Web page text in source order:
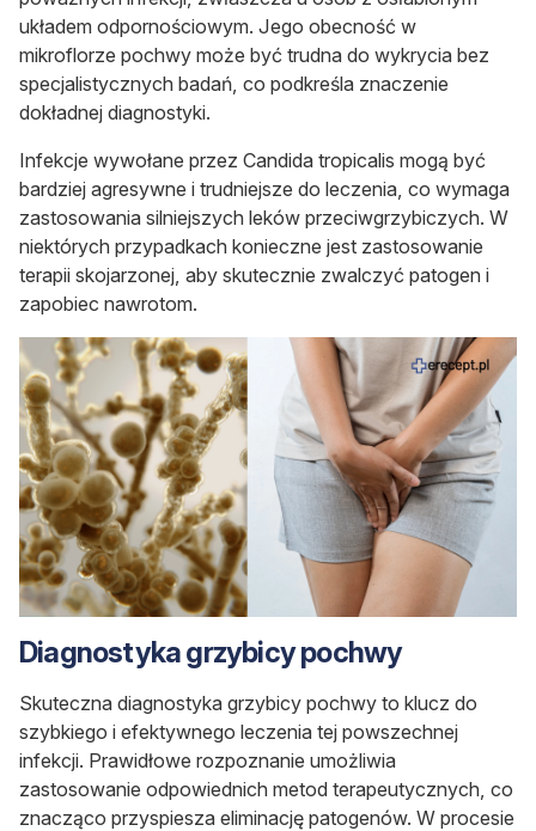
układem odpornościowym. Jego obecność w
mikroflorze pochwy może być trudna do wykrycia bez
specjalistycznych badań, co podkreśla znaczenie
dokładnej diagnostyki.
Infekcje wywołane przez Candida tropicalis mogą być
bardziej agresywne i trudniejsze do leczenia, co wymaga
zastosowania silniejszych leków przeciwgrzybiczych. W
niektórych przypadkach konieczne jest zastosowanie
terapii skojarzonej, aby skutecznie zwalczyć patogen i
zapobiec nawrotom.
Diagnostyka grzybicy pochwy
Skuteczna diagnostyka grzybicy pochwy to klucz do
szybkiego i efektywnego leczenia tej powszechnej
infekcji. Prawidłowe rozpoznanie umożliwia
zastosowanie odpowiednich metod terapeutycznych, co
znacząco przyspiesza eliminację patogenów. W procesie